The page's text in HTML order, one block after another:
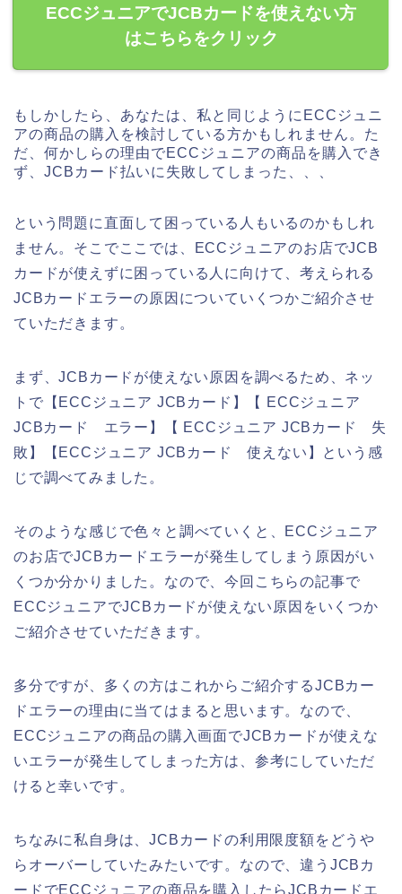
ECCジュニアでJCBカードを使えない方
はこちらをクリック
もしかしたら、あなたは、私と同じようにECCジュニ
アの商品の購入を検討している方かもしれません。た
だ、何かしらの理由でECCジュニアの商品を購入でき
ず、JCBカード払いに失敗してしまった、、、
という問題に直面して困っている人もいるのかもしれ
ません。そこでここでは、ECCジュニアのお店でJCB
カードが使えずに困っている人に向けて、考えられる
JCBカードエラーの原因についていくつかご紹介させ
ていただきます。
まず、JCBカードが使えない原因を調べるため、ネッ
トで【ECCジュニア JCBカード】【 ECCジュニア
JCBカード エラー】【 ECCジュニア JCBカード 失
敗】【ECCジュニア JCBカード 使えない】という感
じで調べてみました。
そのような感じで色々と調べていくと、ECCジュニア
のお店でJCBカードエラーが発生してしまう原因がい
くつか分かりました。なので、今回こちらの記事で
ECCジュニアでJCBカードが使えない原因をいくつか
ご紹介させていただきます。
多分ですが、多くの方はこれからご紹介するJCBカー
ドエラーの理由に当てはまると思います。なので、
ECCジュニアの商品の購入画面でJCBカードが使えな
いエラーが発生してしまった方は、参考にしていただ
けると幸いです。
ちなみに私自身は、JCBカードの利用限度額をどうや
らオーバーしていたみたいです。なので、違うJCBカ
ードでECCジュニアの商品を購入したらJCBカードエ